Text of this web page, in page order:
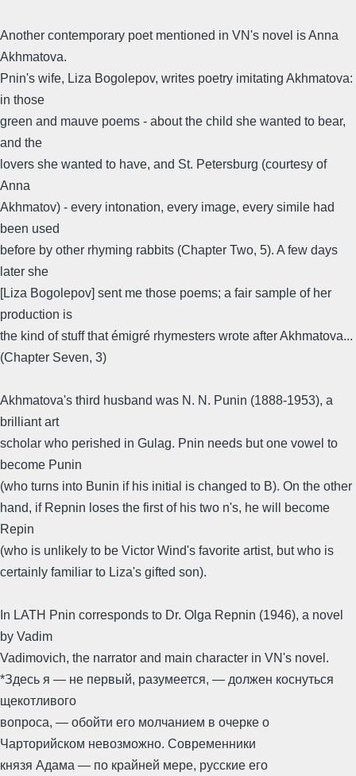
Another contemporary poet mentioned in VN's novel is Anna
Akhmatova.
Pnin's wife, Liza Bogolepov, writes poetry imitating Akhmatova:
in those
green and mauve poems - about the child she wanted to bear,
and the
lovers she wanted to have, and St. Petersburg (courtesy of
Anna
Akhmatov) - every intonation, every image, every simile had
been used
before by other rhyming rabbits (Chapter Two, 5). A few days
later she
[Liza Bogolepov] sent me those poems; a fair sample of her
production is
the kind of stuff that émigré rhymesters wrote after Akhmatova...
(Chapter Seven, 3)
Akhmatova's third husband was N. N. Punin (1888-1953), a
brilliant art
scholar who perished in Gulag. Pnin needs but one vowel to
become Punin
(who turns into Bunin if his initial is changed to B). On the other
hand, if Repnin loses the first of his two n's, he will become
Repin
(who is unlikely to be Victor Wind's favorite artist, but who is
certainly familiar to Liza's gifted son).
In LATH Pnin corresponds to Dr. Olga Repnin (1946), a novel
by Vadim
Vadimovich, the narrator and main character in VN's novel.
*Здесь я — не первый, разумеется, — должен коснуться
щекотливого
вопроса, — обойти его молчанием в очерке о
Чарторийском невозможно. Современники
князя Адама — по крайней мере, русские его